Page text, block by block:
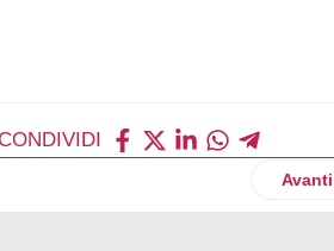
nuova linea produttiva Avanti